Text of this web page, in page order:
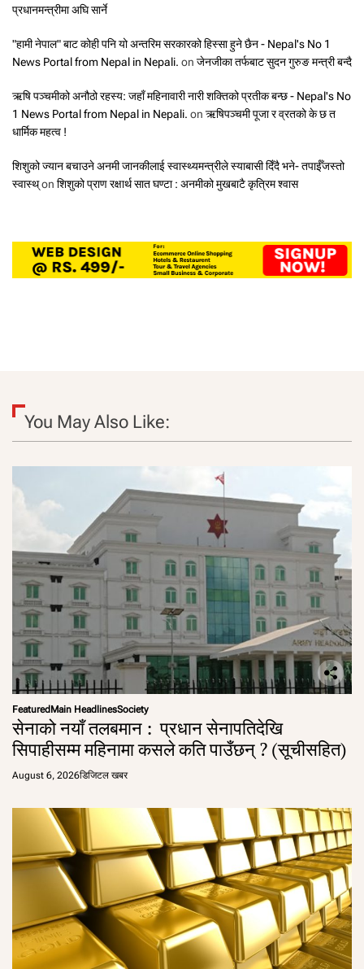
प्रधानमन्त्रीमा अघि सार्ने
"हामी नेपाल" बाट कोही पनि यो अन्तरिम सरकारको हिस्सा हुने छैन - Nepal's No 1
News Portal from Nepal in Nepali. on जेनजीका तर्फबाट सुदन गुरुङ मन्त्री बन्दै
ऋषि पञ्चमीको अनौठो रहस्य: जहाँ महिनावारी नारी शक्तिको प्रतीक बन्छ - Nepal's No
1 News Portal from Nepal in Nepali. on ऋषिपञ्चमी पूजा र व्रतको के छ त
धार्मिक महत्व !
शिशुको ज्यान बचाउने अनमी जानकीलाई स्वास्थ्यमन्त्रीले स्याबासी दिँदै भने- तपाईँजस्तो
स्वास्थ्on शिशुको प्राण रक्षार्थ सात घण्टा : अनमीको मुखबाटै कृत्रिम श्वास
You May Also Like:
FeaturedMain HeadlinesSociety
सेनाको नयाँ तलबमान : प्रधान सेनापतिदेखि
सिपाहीसम्म महिनामा कसले कति पाउँछन् ? (सूचीसहित)
August 6, 2026डिजिटल खबर